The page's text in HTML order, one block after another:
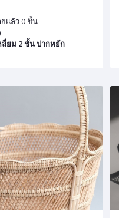
แล้ว 0 ชิ้น
ลี่ยม 2 ชั้น ปากหยัก